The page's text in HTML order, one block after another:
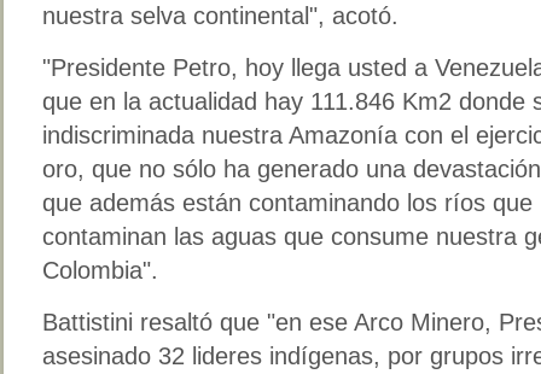
nuestra selva continental", acotó.
"Presidente Petro, hoy llega usted a
que en la actualidad hay 111.846 Km2 donde
indiscriminada nuestra Amazonía con el
oro, que no sólo ha generado una
que además están contaminando los ríos que
contaminan las aguas que consume nuestra
Colombia".
Battistini resaltó que "en ese Arco Minero,
asesinado 32 lideres indígenas, por grupos